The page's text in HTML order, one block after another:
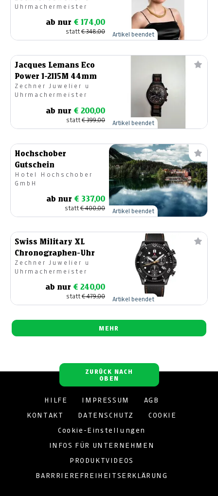
Uhrmachermeister
ab nur € 174,00
statt€ 348,00 Artikel beendet
Jacques Lemans Eco
Power 1-2115M 44mm
Zechner Juwelier u
Uhrmachermeister
ab nur € 200,00
statt€ 399,00 Artikel beendet
Hochschober
Gutschein
Hotel Hochschober
GmbH
ab nur € 337,00
statt€ 400,00 Artikel beendet
Swiss Military XL
Chronographen-Uhr
Zechner Juwelier u
Uhrmachermeister
ab nur € 240,00
statt€ 479,00 Artikel beendet
MEHR
ZURÜCK NACH
OBEN
HILFE IMPRESSUM AGB
KONTAKT DATENSCHUTZ COOKIE
Cookie-Einstellungen
INFOS FÜR UNTERNEHMEN
PRODUKTVIDEOS
BARRRIEREFREIHEITSERKLÄRUNG